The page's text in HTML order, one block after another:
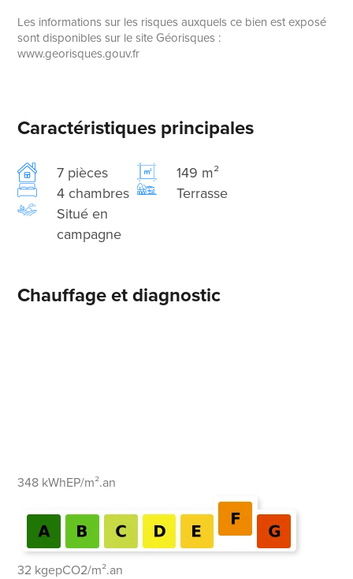
Les informations sur les risques auxquels ce bien est exposé
sont disponibles sur le site Géorisques :
www.georisques.gouv.fr
Caractéristiques principales
7 pièces
149 m²
4 chambres
Terrasse
Situé en
campagne
Chauffage et diagnostic
348 kWhEP/m².an
32 kgepCO2/m².an